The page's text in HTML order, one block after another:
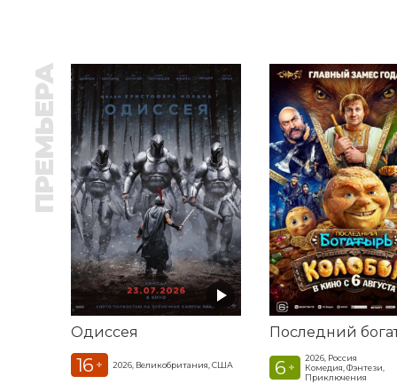
ПРЕМЬЕРА
Одиссея
16 + 2026, Великобритания, США 6 +
2026, Россия
Комедия, Фэнтези,
Приключения